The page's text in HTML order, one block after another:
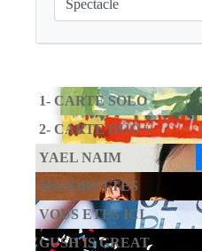
1- CARTE SOLO
2- CARTE DUO +
YAEL NAIM
MAJORETTES
VOUS ETES ICI
GUSH IS GREAT